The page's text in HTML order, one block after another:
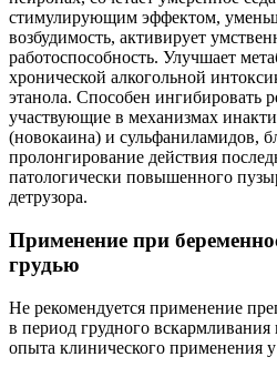
стимулирующим эффектом,
возбудимость, активирует
работоспособность. Улучшает
хронической алкогольной
этанола. Способен ингибировать
участвующие в механизмах
(новокаина) и сульфаниламидов,
пролонгирование действия
патологически повышенного
детрузора.
Применение при
грудью
Не рекомендуется применение
в период грудного вскармливания
опыта клинического применения